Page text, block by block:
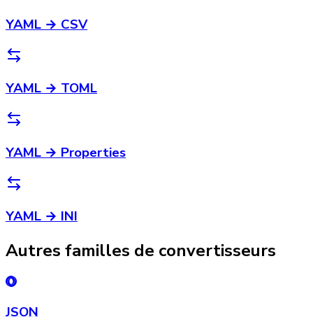
YAML → CSV
YAML → TOML
YAML → Properties
YAML → INI
Autres familles de convertisseurs
JSON